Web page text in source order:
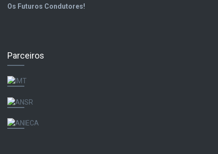
Os Futuros Condutores!
Parceiros